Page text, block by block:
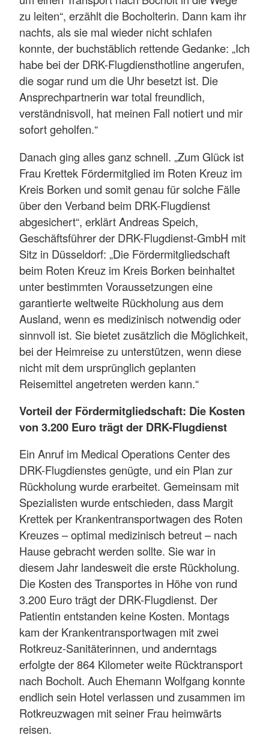
zu leiten“, erzählt die Bocholterin. Dann kam ihr
nachts, als sie mal wieder nicht schlafen
konnte, der buchstäblich rettende Gedanke: „Ich
habe bei der DRK-Flugdiensthotline angerufen,
die sogar rund um die Uhr besetzt ist. Die
Ansprechpartnerin war total freundlich,
verständnisvoll, hat meinen Fall notiert und mir
sofort geholfen.“
Danach ging alles ganz schnell. „Zum Glück ist
Frau Krettek Fördermitglied im Roten Kreuz im
Kreis Borken und somit genau für solche Fälle
über den Verband beim DRK-Flugdienst
abgesichert“, erklärt Andreas Speich,
Geschäftsführer der DRK-Flugdienst-GmbH mit
Sitz in Düsseldorf: „Die Fördermitgliedschaft
beim Roten Kreuz im Kreis Borken beinhaltet
unter bestimmten Voraussetzungen eine
garantierte weltweite Rückholung aus dem
Ausland, wenn es medizinisch notwendig oder
sinnvoll ist. Sie bietet zusätzlich die Möglichkeit,
bei der Heimreise zu unterstützen, wenn diese
nicht mit dem ursprünglich geplanten
Reisemittel angetreten werden kann.“
Vorteil der Fördermitgliedschaft: Die Kosten
von 3.200 Euro trägt der DRK-Flugdienst
Ein Anruf im Medical Operations Center des
DRK-Flugdienstes genügte, und ein Plan zur
Rückholung wurde erarbeitet. Gemeinsam mit
Spezialisten wurde entschieden, dass Margit
Krettek per Krankentransportwagen des Roten
Kreuzes – optimal medizinisch betreut – nach
Hause gebracht werden sollte. Sie war in
diesem Jahr landesweit die erste Rückholung.
Die Kosten des Transportes in Höhe von rund
3.200 Euro trägt der DRK-Flugdienst. Der
Patientin entstanden keine Kosten. Montags
kam der Krankentransportwagen mit zwei
Rotkreuz-Sanitäterinnen, und anderntags
erfolgte der 864 Kilometer weite Rücktransport
nach Bocholt. Auch Ehemann Wolfgang konnte
endlich sein Hotel verlassen und zusammen im
Rotkreuzwagen mit seiner Frau heimwärts
reisen.